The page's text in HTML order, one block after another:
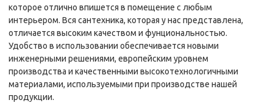
которое отлично впишется в помещение с любым
интерьером. Вся сантехника, которая у нас представлена,
отличается высоким качеством и фунциональностью.
Удобство в использовании обеспечивается новыми
инженерными решениями, европейским уровнем
производства и качественными высокотехнологичными
материалами, используемыми при производстве нашей
продукции.